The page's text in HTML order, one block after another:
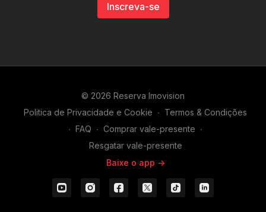
Inscreva-se
© 2026 Reserva Imovision
Politica de Privacidade e Cookie ∙ Termos & Condições
∙ FAQ ∙ Comprar vale-presente ∙
Resgatar vale-presente
Baixe o app ->